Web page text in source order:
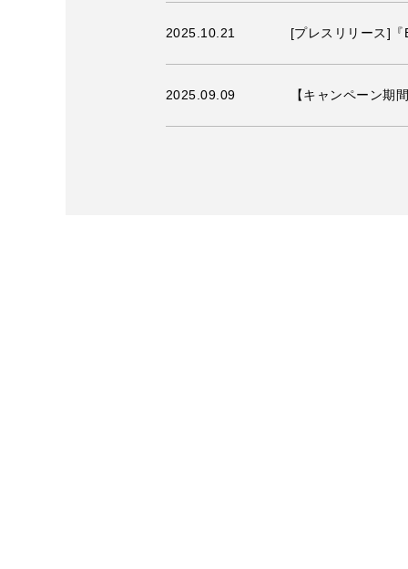
2025.10.21 [プレスリリース]
2025.09.09 【キャンペーン期